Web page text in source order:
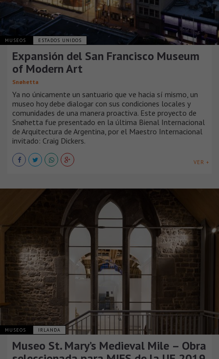
MUSEOS ESTADOS UNIDOS
Expansión del San Francisco Museum
of Modern Art
Snøhetta
Ya no únicamente un santuario que ve hacia sí mismo, un
museo hoy debe dialogar con sus condiciones locales y
comunidades de una manera proactiva. Este proyecto de
Snøhetta fue presentado en la última Bienal Internacional
de Arquitectura de Argentina, por el Maestro Internacional
invitado: Craig Dickers.
VER +
MUSEOS IRLANDA
Museo St. Mary’s Medieval Mile – Obra